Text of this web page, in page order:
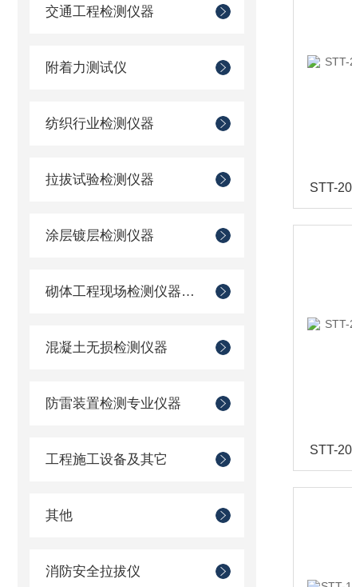
交通工程检测仪器
附着力测试仪
纺织行业检测仪器
拉拔试验检测仪器
涂层镀层检测仪器
砌体工程现场检测仪器仪表
混凝土无损检测仪器
防雷装置检测专业仪器
工程施工设备及其它
其他
消防安全拉拔仪